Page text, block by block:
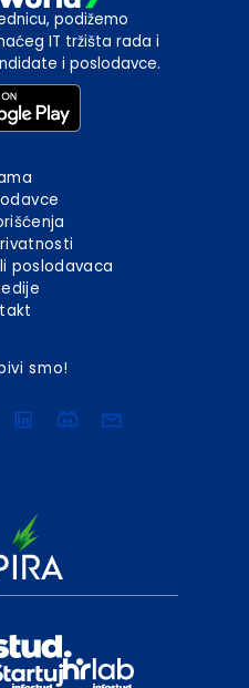
podižemo
IT tržišta rada i
i poslodavce.
poslodavaca
smo!